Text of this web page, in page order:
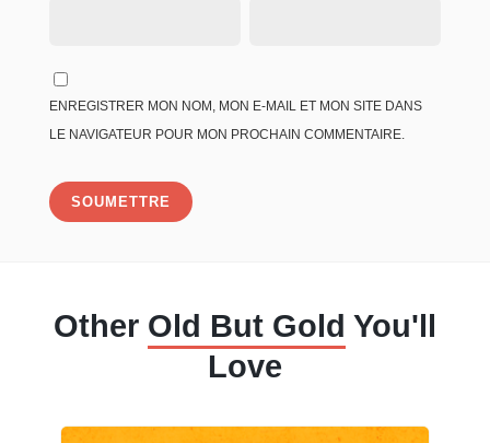
ENREGISTRER MON NOM, MON E-MAIL ET MON SITE DANS
LE NAVIGATEUR POUR MON PROCHAIN COMMENTAIRE.
Other Old But Gold You'll
Love